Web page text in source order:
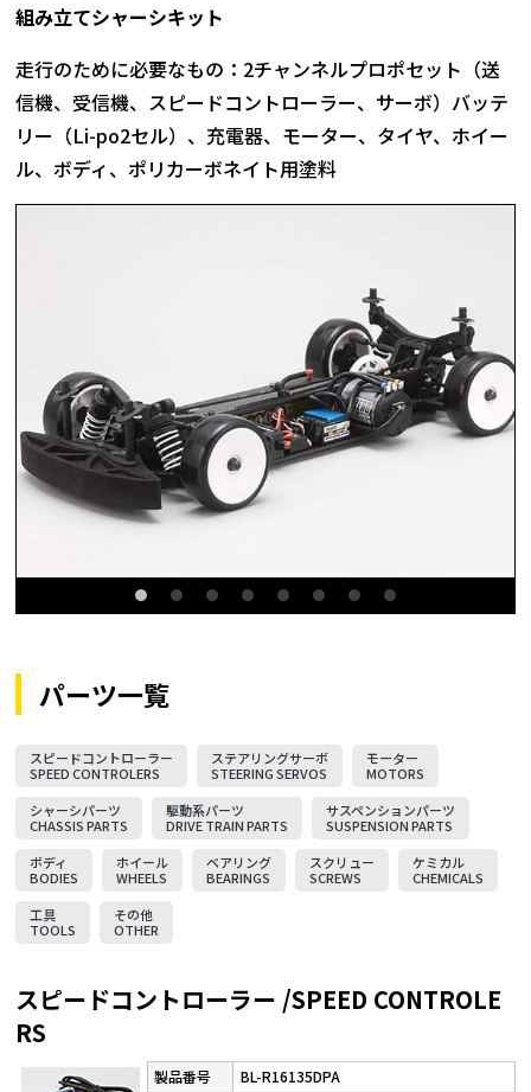
組み立てシャーシキット
走行のために必要なもの：2チャンネルプロポセット（送
信機、受信機、スピードコントローラー、サーボ）バッテ
リー（Li-po2セル）、充電器、モーター、タイヤ、ホイー
ル、ボディ、ポリカーボネイト用塗料
パーツ一覧
スピードコントローラー
SPEED CONTROLERS
ステアリングサーボ
STEERING SERVOS
モーター
MOTORS
シャーシパーツ
CHASSIS PARTS
駆動系パーツ
DRIVE TRAIN PARTS
サスペンションパーツ
SUSPENSION PARTS
ボディ
BODIES
ホイール
WHEELS
ベアリング
BEARINGS
スクリュー
SCREWS
ケミカル
CHEMICALS
工具
TOOLS
その他
OTHER
スピードコントローラー /SPEED CONTROLE
RS
BL-R16135DPA